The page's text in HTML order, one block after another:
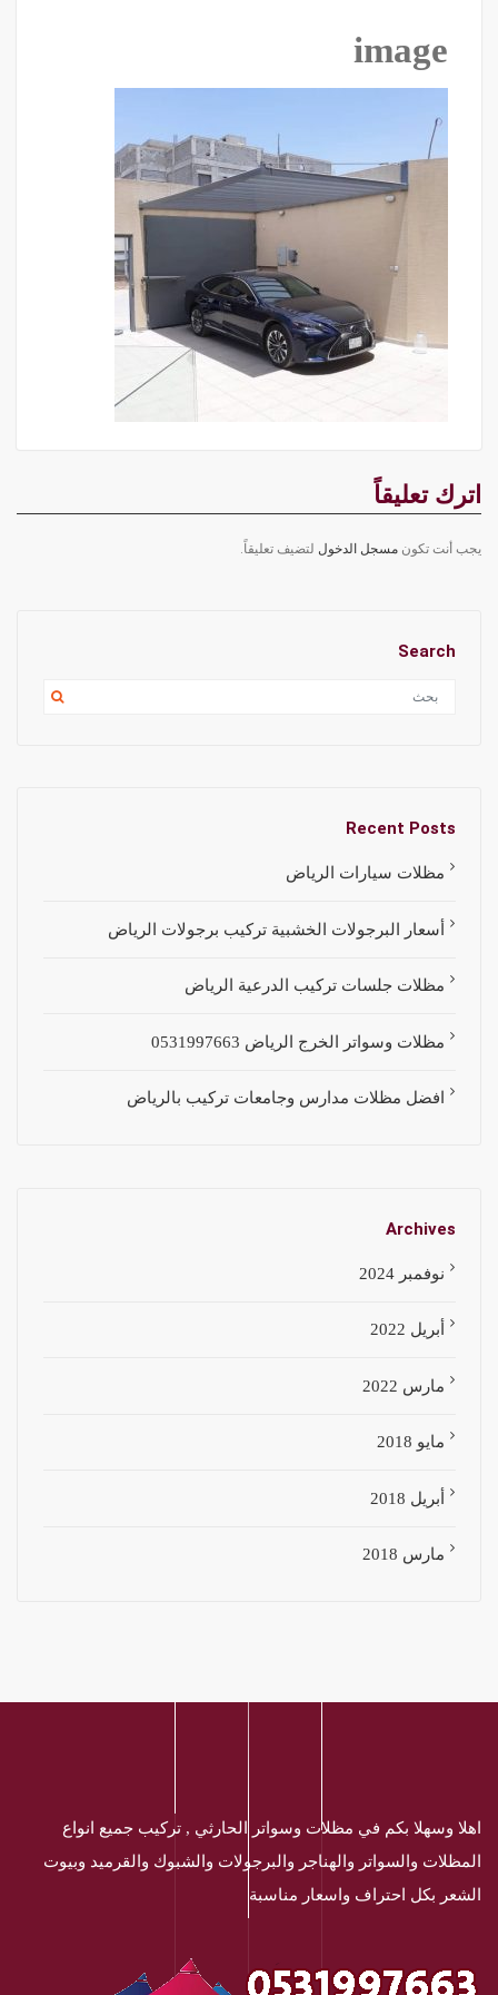
image
اترك تعليقاً
يجب أنت تكون مسجل الدخول لتضيف تعليقاً.
Search
Recent Posts
مظلات سيارات الرياض
أسعار البرجولات الخشبية تركيب برجولات الرياض
مظلات جلسات تركيب الدرعية الرياض
مظلات وسواتر الخرج الرياض 0531997663
افضل مظلات مدارس وجامعات تركيب بالرياض
Archives
نوفمبر 2024
أبريل 2022
مارس 2022
مايو 2018
أبريل 2018
مارس 2018
اهلا وسهلا بكم في مظلات وسواتر الحارثي , تركيب جميع انواع
المظلات والسواتر والهناجر والبرجولات والشبوك والقرميد وبيوت
الشعر بكل احتراف واسعار مناسبة